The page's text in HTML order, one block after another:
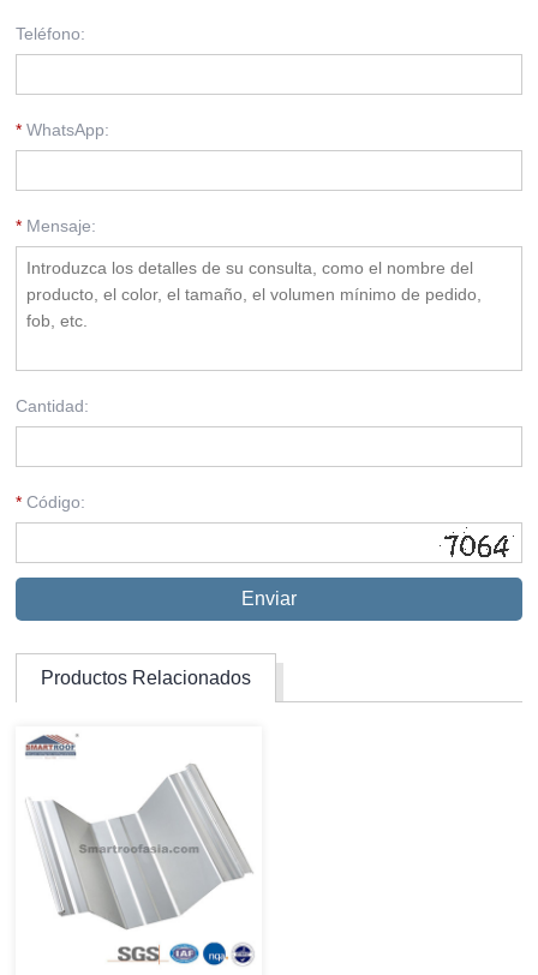
Teléfono:
* WhatsApp:
* Mensaje:
Cantidad:
* Código:
Productos Relacionados